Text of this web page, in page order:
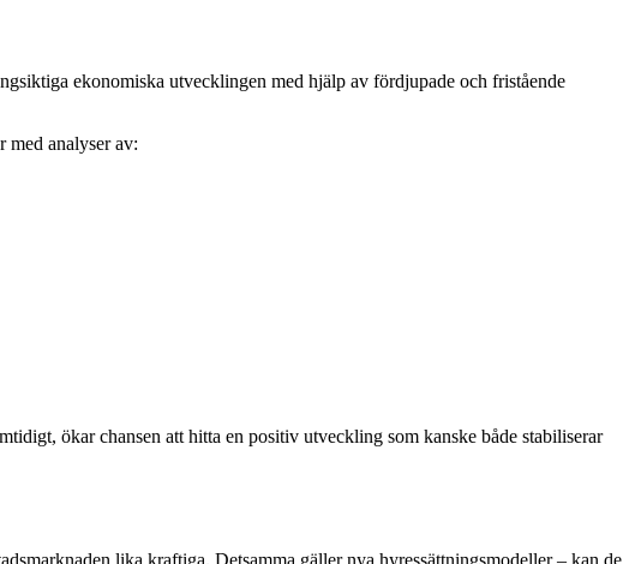
ekonomiska utvecklingen med hjälp av fördjupade och fristående
med analyser av:
ökar chansen att hitta en positiv utveckling som kanske både stabiliserar
lika kraftiga. Detsamma gäller nya hyressättningsmodeller – kan de